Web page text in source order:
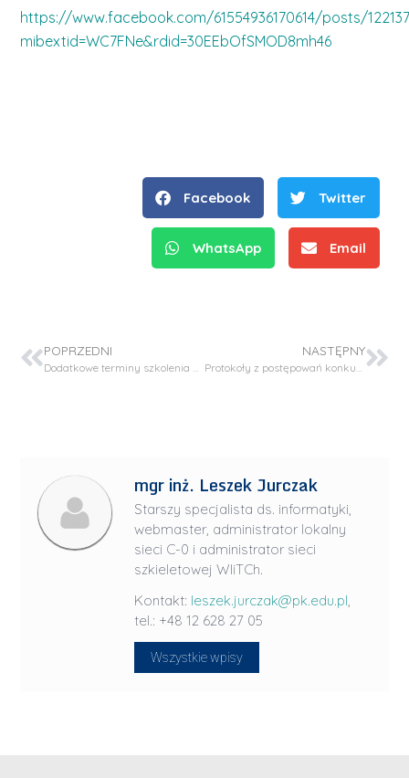
https://www.facebook.com/61554936170614/posts/
mibextid=WC7FNe&rdid=30EEbOfSMOD8mh46
Facebook Twitter
WhatsApp Email
POPRZEDNI
Dodatkowe terminy szkolenia bibliotecznego.
NASTĘPNY
Protokoły z postępowań konkursowych – Projekty SONATA BIS i OPUS LAP
mgr inż. Leszek Jurczak
Starszy specjalista ds. informatyki,
webmaster, administrator lokalny
sieci C-0 i administrator sieci
szkieletowej WIiTCh.
Kontakt: leszek.jurczak@pk.edu.pl,
tel.: +48 12 628 27 05
Wszystkie wpisy